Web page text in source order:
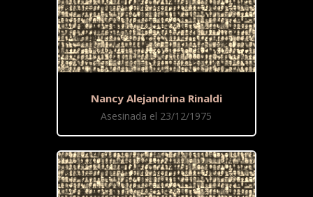
Nancy Alejandrina Rinaldi
Asesinada el 23/12/1975